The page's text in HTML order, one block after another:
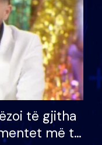
të gjitha
më të